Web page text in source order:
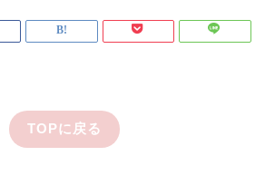
TOPに戻る